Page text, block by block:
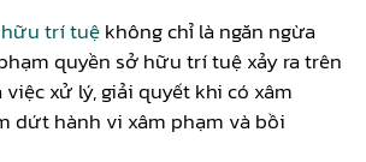
trí tuệkhông chỉ là ngăn ngừa
quyền sở hữu trí tuệ xảy ra trên
xử lý, giải quyết khi có xâm
dứt hành vi xâm phạm và bồi